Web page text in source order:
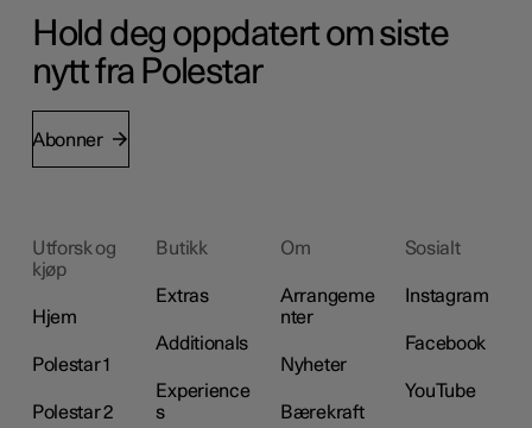
Hold deg oppdatert om siste
nytt fra Polestar
Abonner
Utforsk og
kjøp
Hjem
Polestar 1
Polestar 2
Butikk
Extras
Additionals
Experience
s
Om
Arrangeme
nter
Nyheter
Bærekraft
Sosialt
Instagram
Facebook
YouTube